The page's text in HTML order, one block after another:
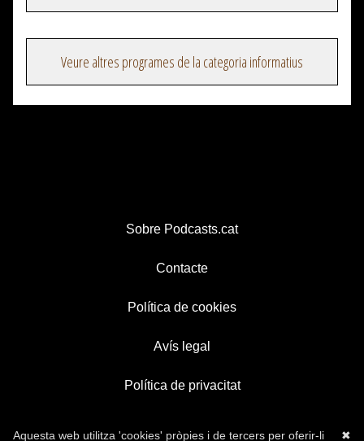
Veure altres programes de la categoria informatius
Sobre Podcasts.cat
Contacte
Política de cookies
Avís legal
Política de privacitat
✖
Aquesta web utilitza 'cookies' pròpies i de tercers per oferir-li